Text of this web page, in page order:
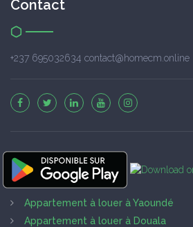
Contact
+237 695032634 contact@homecm.online
Appartement à louer à Yaoundé
Appartement à louer à Douala